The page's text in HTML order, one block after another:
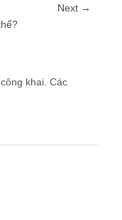
Next →
khai. Các